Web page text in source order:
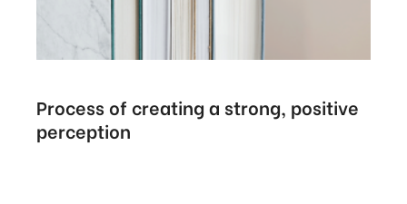
Process of creating a strong, positive
perception